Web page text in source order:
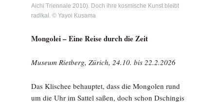
Aichi Triennale 2010). Doch ihre kosmische Kunst bleibt
radikal. © Yayoi Kusama
Mongolei – Eine Reise durch die Zeit
Museum Rietberg, Zürich, 24.10. bis 22.2.2026
Das Klischee behauptet, dass die Mongolen rund
um die Uhr im Sattel saßen, doch schon Dschingis